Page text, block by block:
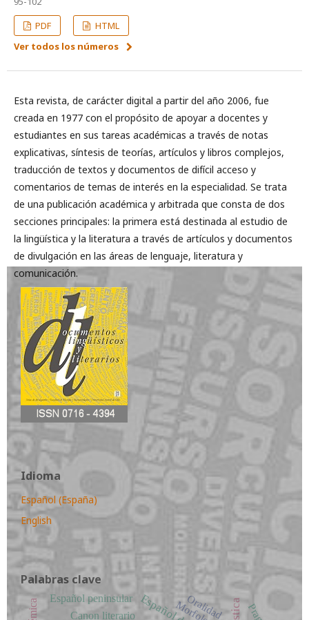
PDF
HTML
Ver todos los números
Esta revista, de carácter digital a partir del año 2006, fue
creada en 1977 con el propósito de apoyar a docentes y
estudiantes en sus tareas académicas a través de notas
explicativas, síntesis de teorías, artículos y libros complejos,
traducción de textos y documentos de difícil acceso y
comentarios de temas de interés en la especialidad. Se trata
de una publicación académica y arbitrada que consta de dos
secciones principales: la primera está destinada al estudio de
la lingüística y la literatura a través de artículos y documentos
de divulgación en las áreas de lenguaje, literatura y
comunicación.
Idioma
Español (España)
English
Palabras clave
Canon literario Oralidad
Español peninsular